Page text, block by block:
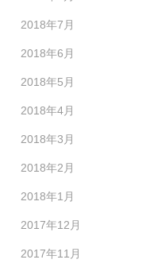
2018年7月
2018年6月
2018年5月
2018年4月
2018年3月
2018年2月
2018年1月
2017年12月
2017年11月